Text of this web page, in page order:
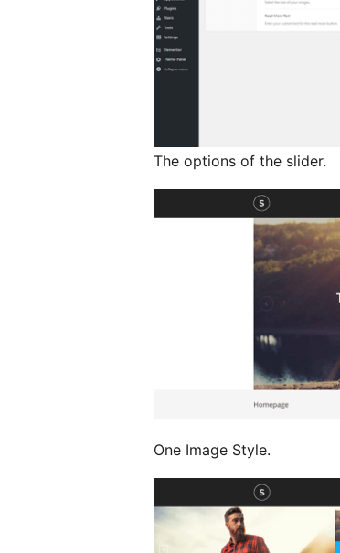
The options of the slider.
One Image Style.